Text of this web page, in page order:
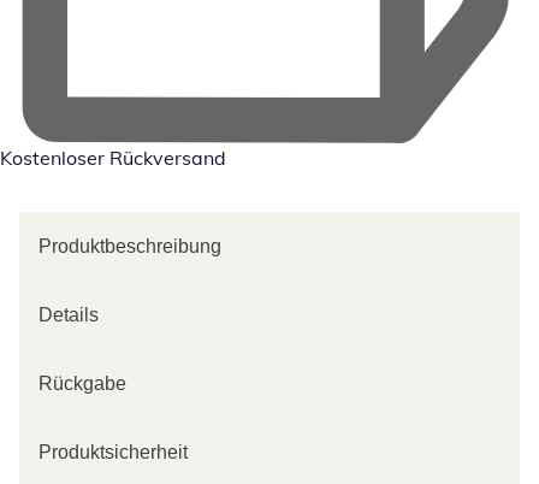
Kostenloser Rückversand
Produktbeschreibung
Details
Rückgabe
Produktsicherheit